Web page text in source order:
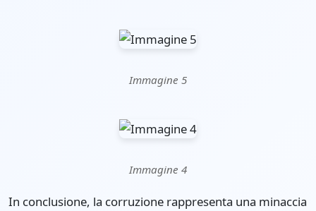
Immagine 5
Immagine 4
In conclusione, la corruzione rappresenta una minaccia